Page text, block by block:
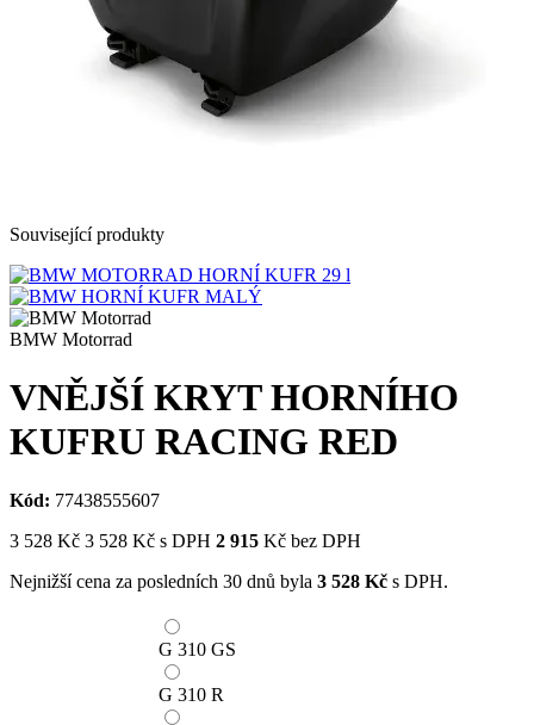
Související produkty
BMW Motorrad
VNĚJŠÍ KRYT HORNÍHO
KUFRU RACING RED
Kód: 77438555607
3 528 Kč 3 528 Kč s DPH 2 915 Kč bez DPH
Nejnižší cena za posledních 30 dnů byla 3 528 Kč s DPH.
G 310 GS
G 310 R